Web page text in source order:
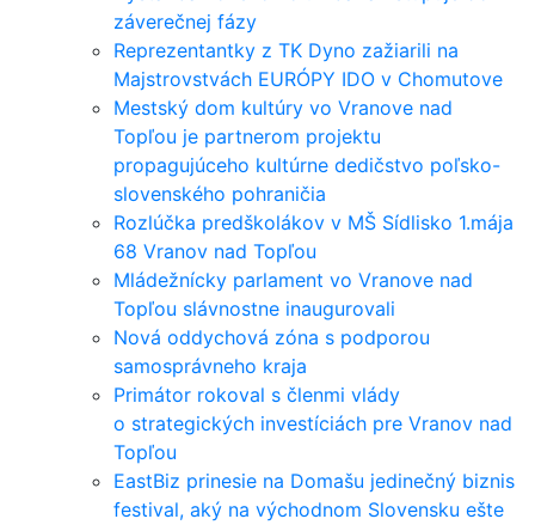
záverečnej fázy
Reprezentantky z TK Dyno zažiarili na
Majstrovstvách EURÓPY IDO v Chomutove
Mestský dom kultúry vo Vranove nad
Topľou je partnerom projektu
propagujúceho kultúrne dedičstvo poľsko-
slovenského pohraničia
Rozlúčka predškolákov v MŠ Sídlisko 1.mája
68 Vranov nad Topľou
Mládežnícky parlament vo Vranove nad
Topľou slávnostne inaugurovali
Nová oddychová zóna s podporou
samosprávneho kraja
Primátor rokoval s členmi vlády
o strategických investíciách pre Vranov nad
Topľou
EastBiz prinesie na Domašu jedinečný biznis
festival, aký na východnom Slovensku ešte